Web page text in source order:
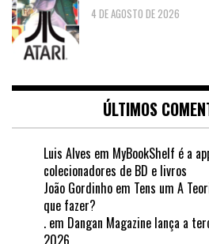
4 DE AGOSTO DE 2026
ÚLTIMOS
Luis Alves em MyBookShelf é a
colecionadores de BD e livros
João Gordinho em Tens um A
que fazer?
. em Dangan Magazine lança a